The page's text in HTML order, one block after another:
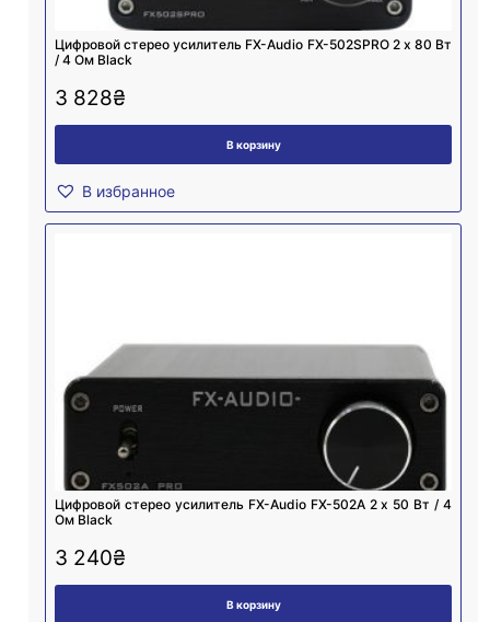
Цифровой стерео усилитель FX-Audio FX-502SPRO 2 х 80 Вт
/ 4 Ом Black
3 828₴
В корзину
В избранное
Цифровой стерео усилитель FX-Audio FX-502A 2 х 50 Вт / 4
Ом Black
3 240₴
В корзину